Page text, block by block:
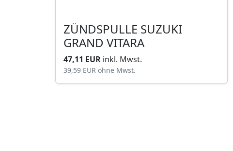
ZÜNDSPULLE SUZUKI
GRAND VITARA
47,11 EUR inkl. Mwst.
39,59 EUR ohne Mwst.